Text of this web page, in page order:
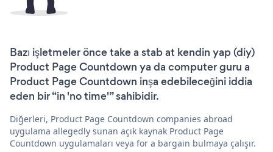
Bazı işletmeler önce take a stab at kendin yap (diy)
Product Page Countdown ya da computer guru a
Product Page Countdown inşa edebileceğini iddia
eden bir “in 'no time'” sahibidir.
Diğerleri, Product Page Countdown companies abroad
uygulama allegedly sunan açık kaynak Product Page
Countdown uygulamaları veya for a bargain bulmaya çalışır.